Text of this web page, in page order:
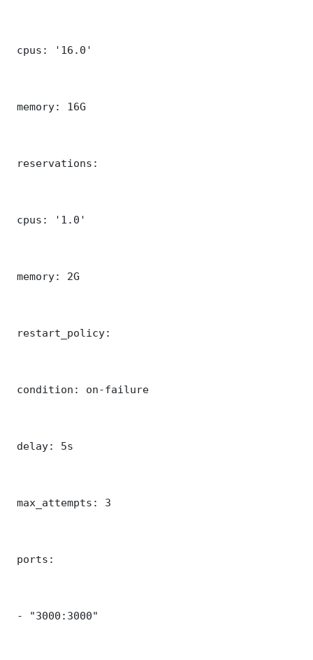
cpus: '16.0'
memory: 16G
reservations:
cpus: '1.0'
memory: 2G
restart_policy:
condition: on-failure
delay: 5s
max_attempts: 3
ports:
- "3000:3000"